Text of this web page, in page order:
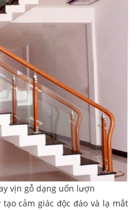
vịn gỗ dạng uốn lượn
cảm giác độc đáo và lạ mắt